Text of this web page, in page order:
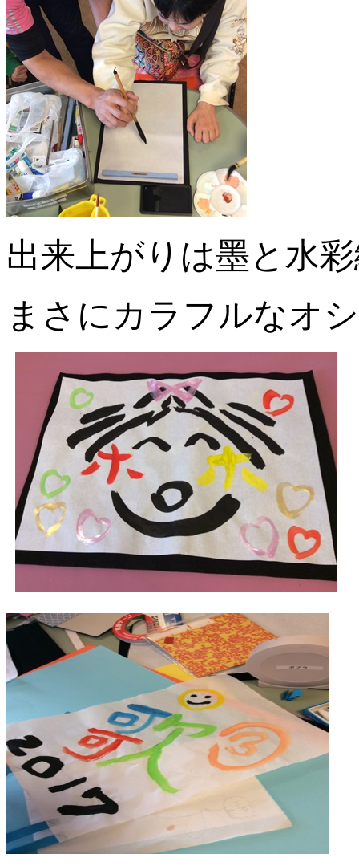
出来上がりは墨と水
まさにカラフルなオ